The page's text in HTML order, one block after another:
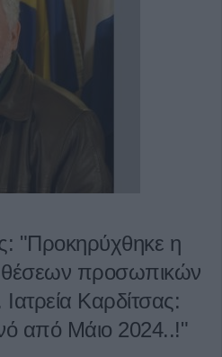
"Προκηρύχθηκε η
προσωπικών
Καρδίτσας:
από Μάιο 2024..!"